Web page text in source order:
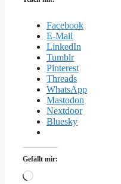
Facebook
E-Mail
LinkedIn
Tumblr
Pinterest
Threads
WhatsApp
Mastodon
Nextdoor
Bluesky
Gefällt mir:
Wird